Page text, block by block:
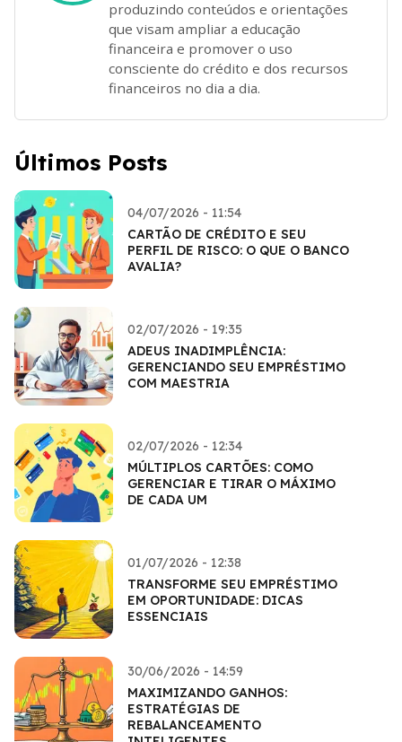
produzindo conteúdos e orientações
que visam ampliar a educação
financeira e promover o uso
consciente do crédito e dos recursos
financeiros no dia a dia.
Últimos Posts
04/07/2026 - 11:54
CARTÃO DE CRÉDITO E SEU
PERFIL DE RISCO: O QUE O BANCO
AVALIA?
02/07/2026 - 19:35
ADEUS INADIMPLÊNCIA:
GERENCIANDO SEU EMPRÉSTIMO
COM MAESTRIA
02/07/2026 - 12:34
MÚLTIPLOS CARTÕES: COMO
GERENCIAR E TIRAR O MÁXIMO
DE CADA UM
01/07/2026 - 12:38
TRANSFORME SEU EMPRÉSTIMO
EM OPORTUNIDADE: DICAS
ESSENCIAIS
30/06/2026 - 14:59
MAXIMIZANDO GANHOS:
ESTRATÉGIAS DE
REBALANCEAMENTO